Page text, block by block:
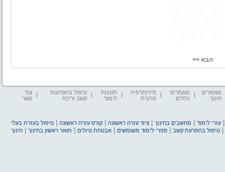
מאמרים
חינוך
מאמרים
כללים
פיזיותרפיה
פרטית
תוכנות
לימוד
טיפול בהפרעות
קשב וריכוז
צור
קשר
עזרי לימוד מחשבים בחינוך |ציוד עזרה ראשונה |קורס עזרה ראשונה |טיפול בעזרת בעלי
|טיפול בהפרעת קשב |ספרי לימוד משומשים |אבטחת טיולים תואר ראשון בחינוך |חינוך